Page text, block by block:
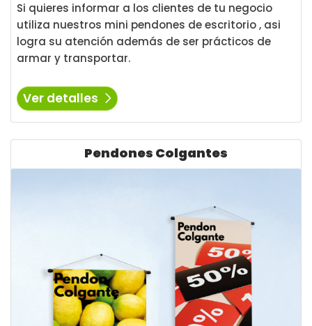
Si quieres informar a los clientes de tu negocio
utiliza nuestros mini pendones de escritorio , asi
logra su atención además de ser prácticos de
armar y transportar.
Ver detalles
Pendones Colgantes
Ver detalles Pendones Colgantes